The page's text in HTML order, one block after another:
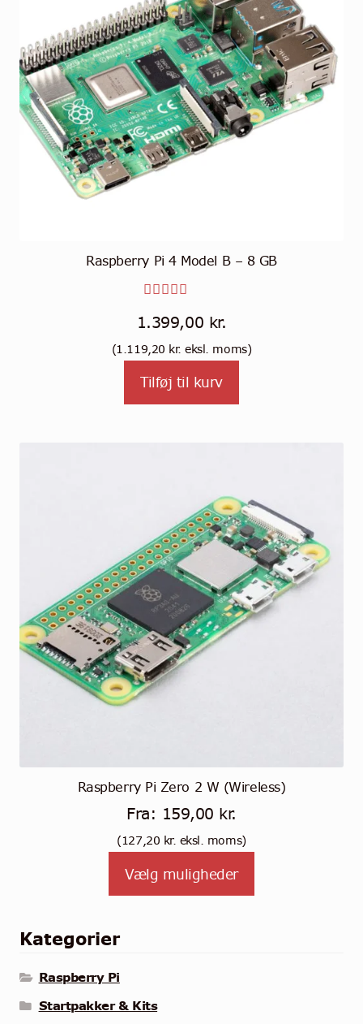
Raspberry Pi 4 Model B – 8 GB
5.00ud
af 5
1.399,00 kr.
(1.119,20 kr. eksl. moms)
Tilføj til kurv
Raspberry Pi Zero 2 W (Wireless)
Fra: 159,00 kr.
(127,20 kr. eksl. moms)
Vælg muligheder
Kategorier
Raspberry Pi
Startpakker & Kits